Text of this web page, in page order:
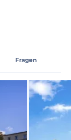
Fragen